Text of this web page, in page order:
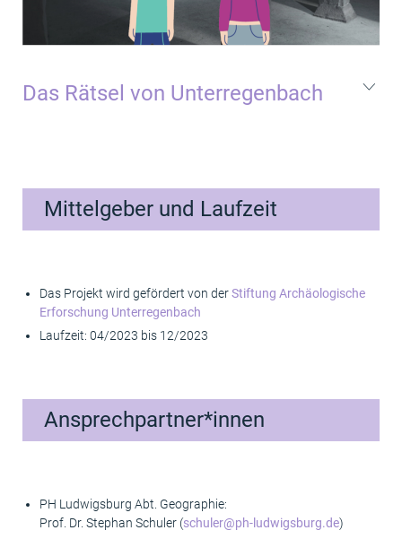
Das Rätsel von Unterregenbach
Mittelgeber und Laufzeit
Das Projekt wird gefördert von derStiftung Archäologische
Erforschung Unterregenbach
Laufzeit: 04/2023 bis 12/2023
Ansprechpartner*innen
PH Ludwigsburg Abt. Geographie:
Prof. Dr. Stephan Schuler (schuler@ph-ludwigsburg.de)